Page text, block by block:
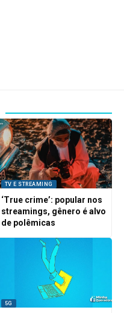
TV E STREAMING
‘True crime’: popular nos
streamings, gênero é alvo
de polêmicas
5G